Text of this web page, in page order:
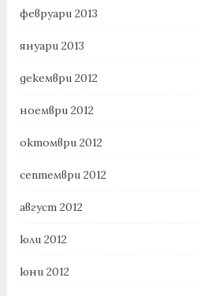
февруари 2013
януари 2013
декември 2012
ноември 2012
октомври 2012
септември 2012
август 2012
юли 2012
юни 2012